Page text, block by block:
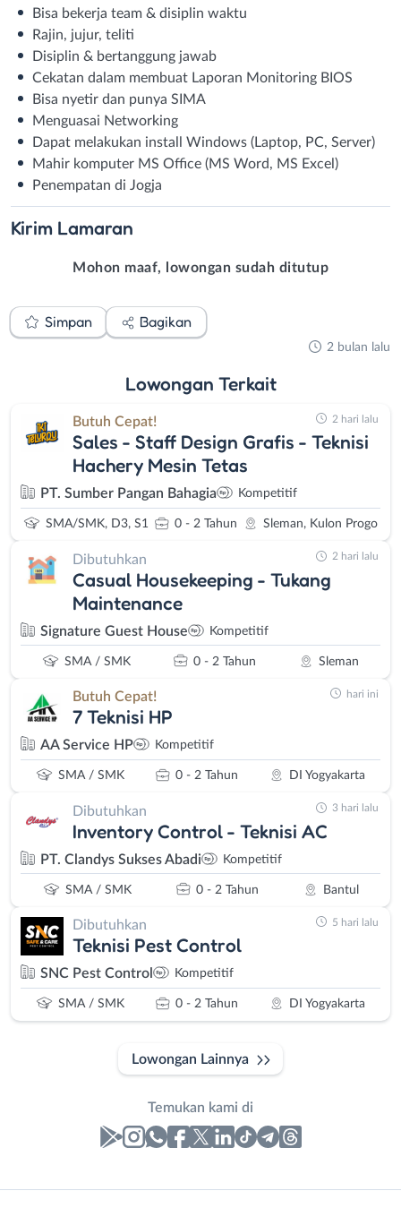
Bisa bekerja team & disiplin waktu
Rajin, jujur, teliti
Disiplin & bertanggung jawab
Cekatan dalam membuat Laporan Monitoring BIOS
Bisa nyetir dan punya SIMA
Menguasai Networking
Dapat melakukan install Windows (Laptop, PC, Server)
Mahir komputer MS Office (MS Word, MS Excel)
Penempatan di Jogja
Kirim Lamaran
Mohon maaf, lowongan sudah ditutup
Simpan Bagikan
2 bulan lalu
Lowongan Terkait
Butuh Cepat!
Sales - Staff Design Grafis - Teknisi
Hachery Mesin Tetas
PT. Sumber Pangan Bahagia Kompetitif
SMA/SMK, D3, S1 0 - 2 Tahun Sleman, Kulon Progo
2 hari lalu
Dibutuhkan
Casual Housekeeping - Tukang
Maintenance
Signature Guest House Kompetitif
SMA / SMK 0 - 2 Tahun Sleman
2 hari lalu
Butuh Cepat!
7 Teknisi HP
AA Service HP Kompetitif
SMA / SMK 0 - 2 Tahun DI Yogyakarta
hari ini
Dibutuhkan
Inventory Control - Teknisi AC
PT. Clandys Sukses Abadi Kompetitif
SMA / SMK 0 - 2 Tahun Bantul
3 hari lalu
Dibutuhkan
Teknisi Pest Control
SNC Pest Control Kompetitif
SMA / SMK 0 - 2 Tahun DI Yogyakarta
5 hari lalu
Lowongan Lainnya
Temukan kami di